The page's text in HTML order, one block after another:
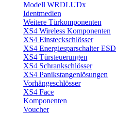
Modell WRDLUDx
Identmedien
Weitere Türkomponenten
XS4 Wireless Komponenten
XS4 Einsteckschlösser
XS4 Energiesparschalter ESD
XS4 Türsteuerungen
XS4 Schrankschlösser
XS4 Panikstangenlösungen
Vorhängeschlösser
XS4 Face
Komponenten
Voucher